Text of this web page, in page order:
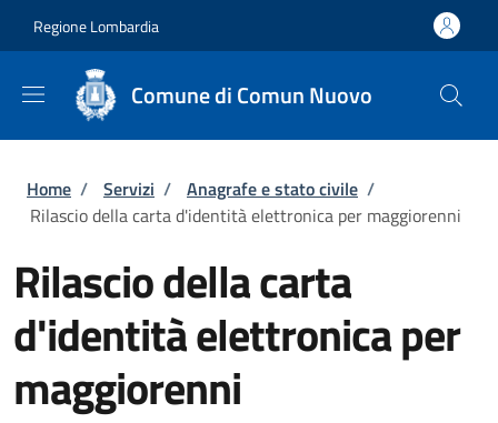
Regione Lombardia
Comune di Comun Nuovo
Briciole di pane
Home / Servizi / Anagrafe e stato civile /
Rilascio della carta d'identità elettronica per maggiorenni
Rilascio della carta
d'identità elettronica per
maggiorenni